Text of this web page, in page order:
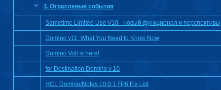
3. Отраслевые события
Sametime Limited Use V10 - новый функционал и перспективы
Domino v11: What You Need to Know Now
Domino Volt is here!
for Destination Domino v 10
HCL Domino/Notes 10.0.1 FP6 Fix List